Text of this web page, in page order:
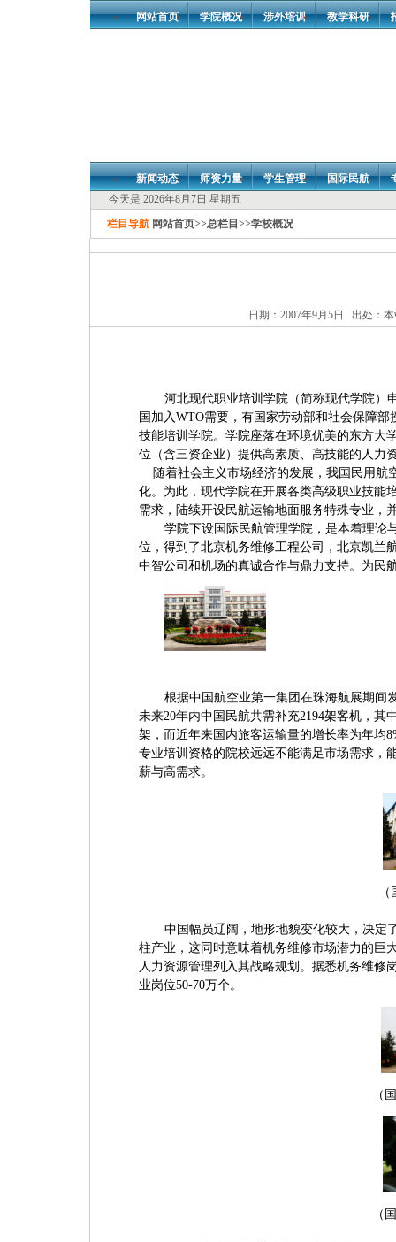
网站首页 学院概况 涉外培训 教学科研
新闻动态 师资力量 学生管理 国际民航
今天是 2026年8月7日 星期五
栏目导航 网站首页>>总栏目 >>学校概况
日期：2007年9月5日 出处：
河北现代职业培训学院（简称现代学院）
国加入WTO需要，有国家劳动部和社会保障
技能培训学院。学院座落在环境优美的东方大
位（含三资企业）提供高素质、高技能的人力
随着社会主义市场经济的发展，我国民用航
化。为此，现代学院在开展各类高级职业技能
需求，陆续开设民航运输地面服务特殊专业，
学院下设国际民航管理学院，是本着理论
位，得到了北京机务维修工程公司，北京凯兰
中智公司和机场的真诚合作与鼎力支持。为民
根据中国航空业第一集团在珠海航展期间
未来20年内中国民航共需补充2194架客机，其
架，而近年来国内旅客运输量的增长率为年均
专业培训资格的院校远远不能满足市场需求，
薪与高需求。
中国幅员辽阔，地形地貌变化较大，决定
柱产业，这同时意味着机务维修市场潜力的巨
人力资源管理列入其战略规划。据悉机务维修
业岗位50-70万个。
（
（